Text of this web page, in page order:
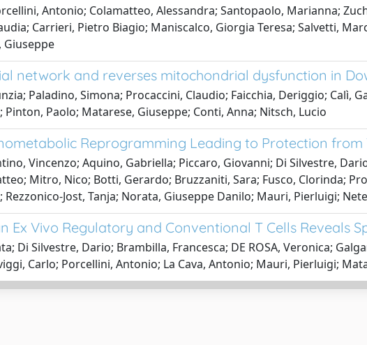
Antonio; Colamatteo, Alessandra; Santopaolo, Marianna;
Carrieri, Pietro Biagio; Maniscalco, Giorgia Teresa; Salvetti,
Giuseppe
network and reverses mitochondrial dysfunction in
Paladino, Simona; Procaccini, Claudio; Faicchia, Deriggio; Calì,
Paolo; Matarese, Giuseppe; Conti, Anna; Nitsch, Lucio
Reprogramming Leading to Protection from
Vincenzo; Aquino, Gabriella; Piccaro, Giovanni; Di Silvestre,
Mitro, Nico; Botti, Gerardo; Bruzzaniti, Sara; Fusco, Clorinda;
Jost, Tanja; Norata, Giuseppe Danilo; Mauri, Pierluigi;
Ex Vivo Regulatory and Conventional T Cells Reveals
Di Silvestre, Dario; Brambilla, Francesca; DE ROSA, Veronica;
Carlo; Porcellini, Antonio; La Cava, Antonio; Mauri, Pierluigi;